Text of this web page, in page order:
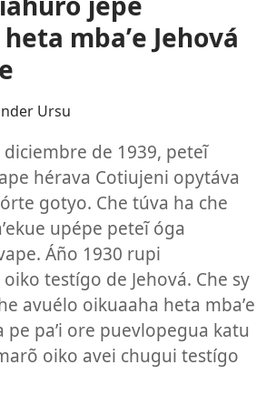
mbaʼe Jehová
Ursu
diciembre de 1939, peteĩ
hérava Cotiujeni opytáva
gotyo. Che túva ha che
upépe peteĩ óga
Áño 1930 rupi
testígo de Jehová. Che sy
avuélo oikuaaha heta mbaʼe
pe paʼi ore puevlopegua katu
oiko avei chugui testígo